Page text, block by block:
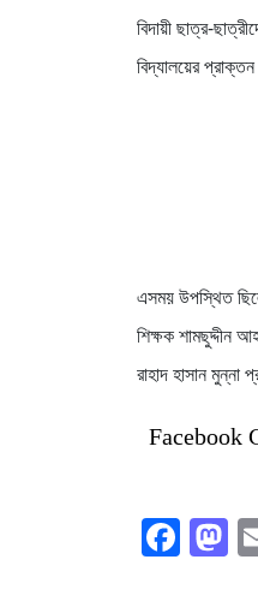
বিদায়ী ছাত্র-
বিদ্যালয়ের
এসময় উপস্থিত
শিক্ষক শামছুদ্দীন
রাহাদ হাসান মুন্না
Facebook